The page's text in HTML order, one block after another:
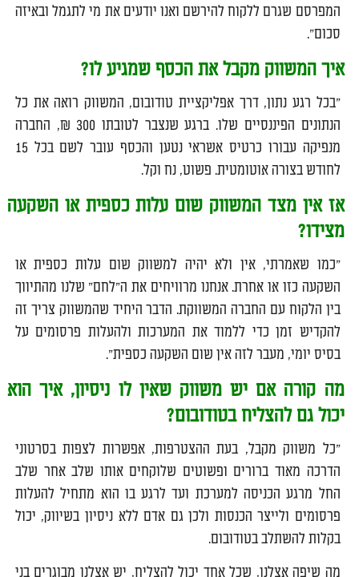
המפרסם שגרם ללקוח להירשם ואנו יודעים את מי לתגמל ובאיזה
סכום".
איך המשווק מקבל את הכסף שמגיע לו?
"בכל רגע נתון, דרך אפליקציית טודובום, המשווק רואה את כל
הנתונים הפיננסיים שלו. ברגע שנצבר לטובתו 300 ₪, החברה
מנפיקה עבורו כרטיס אשראי נטען והכסף עובר לשם בכל 15
לחודש בצורה אוטומטית. פשוט, נח וקל.
אז אין מצד המשווק שום עלות כספית או השקעה
מצידו?
"כמו שאמרתי, אין ולא יהיה למשווק שום עלות כספית או
השקעה כזו או אחרת. אנחנו מרוויחים את ה"לחם" שלנו מהתיווך
בין הלקוח עם החברה המשווקת. הדבר היחיד שהמשווק צריך זה
להקדיש זמן כדי ללמוד את המערכות ולהעלות פרסומים על
בסיס יומי, מעבר לזה אין שום השקעה כספית".
מה קורה אם יש משווק שאין לו ניסיון, איך הוא
יכול גם להצליח בטודובום?
"כל משווק מקבל, בעת ההצטרפות, אפשרות לצפות בסרטוני
הדרכה מאוד ברורים ופשוטים שלוקחים אותו שלב אחר שלב
החל מרגע הכניסה למערכת ועד לרגע בו הוא מתחיל להעלות
פרסומים ולייצר הכנסות ולכן גם אדם ללא ניסיון בשיווק, יכול
בקלות להשתלב בטודובום.
מה שיפה אצלנו, שכל אחד יכול להצליח, יש אצלנו מבוגרים בני